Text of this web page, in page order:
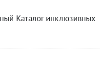
Каталог инклюзивных